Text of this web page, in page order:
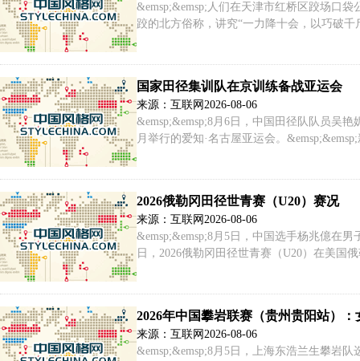
&emsp;&emsp;人们在天津市红桥区跤场口
跤的北方俗称，讲究“一力降十会，以巧破
国家田径集训队在京训练备战亚运会
来源：互联网 2026-08-06
&emsp;&emsp;8月6日，中国田径队队员吴
月举行的爱知·名古屋亚运会。
2026俄勒冈田径世青赛（U20）赛况
来源：互联网 2026-08-06
&emsp;&emsp;8月5日，中国选手杨兆億在
日，2026俄勒冈田径世青赛（U20）在美国
2026年中国攀岩联赛（贵州贵阳站）
来源：互联网 2026-08-06
&emsp;&emsp;8月5日，上海东浩兰生攀岩